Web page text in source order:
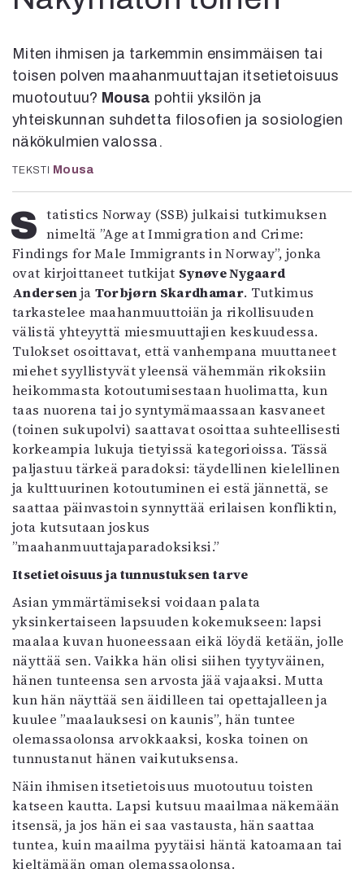
Kirjat
Esitystaide
Lehdet
6/2025
5/2025 saame
5/2025
Lehtiarkisto
Info
Tilaus ja irtonumerot
Yhteistyössä
Toimitus
Mediatiedot
Kaltio ry
Miten ihmisen ja tarkemmin ensimmäisen tai
toisen polven maahanmuuttajan itsetietoisuus
muotoutuu? Mousa pohtii yksilön ja
yhteiskunnan suhdetta filosofien ja sosiologien
näkökulmien valossa.
TEKSTI Mousa
Statistics Norway (SSB) julkaisi tutkimuksen nimeltä ”Age at Immigration and Crime:
Findings for Male Immigrants in Norway”, jonka
ovat kirjoittaneet tutkijat Synøve Nygaard
Andersenja Torbjørn Skardhamar. Tutkimus
tarkastelee maahanmuuttoiän ja rikollisuuden
välistä yhteyyttä miesmuuttajien keskuudessa.
Tulokset osoittavat, että vanhempana muuttaneet
miehet syyllistyvät yleensä vähemmän rikoksiin
heikommasta kotoutumisestaan huolimatta, kun
taas nuorena tai jo syntymämaassaan kasvaneet
(toinen sukupolvi) saattavat osoittaa suhteellisesti
korkeampia lukuja tietyissä kategorioissa. Tässä
paljastuu tärkeä paradoksi: täydellinen kielellinen
ja kulttuurinen kotoutuminen ei estä jännettä, se
saattaa päinvastoin synnyttää erilaisen konfliktin,
jota kutsutaan joskus
”maahanmuuttajaparadoksiksi.”
Itsetietoisuus ja tunnustuksen tarve
Asian ymmärtämiseksi voidaan palata
yksinkertaiseen lapsuuden kokemukseen: lapsi
maalaa kuvan huoneessaan eikä löydä ketään, jolle
näyttää sen. Vaikka hän olisi siihen tyytyväinen,
hänen tunteensa sen arvosta jää vajaaksi. Mutta
kun hän näyttää sen äidilleen tai opettajalleen ja
kuulee ”maalauksesi on kaunis”, hän tuntee
olemassaolonsa arvokkaaksi, koska toinen on
tunnustanut hänen vaikutuksensa.
Näin ihmisen itsetietoisuus muotoutuu toisten
katseen kautta. Lapsi kutsuu maailmaa näkemään
itsensä, ja jos hän ei saa vastausta, hän saattaa
tuntea, kuin maailma pyytäisi häntä katoamaan tai
kieltämään oman olemassaolonsa.